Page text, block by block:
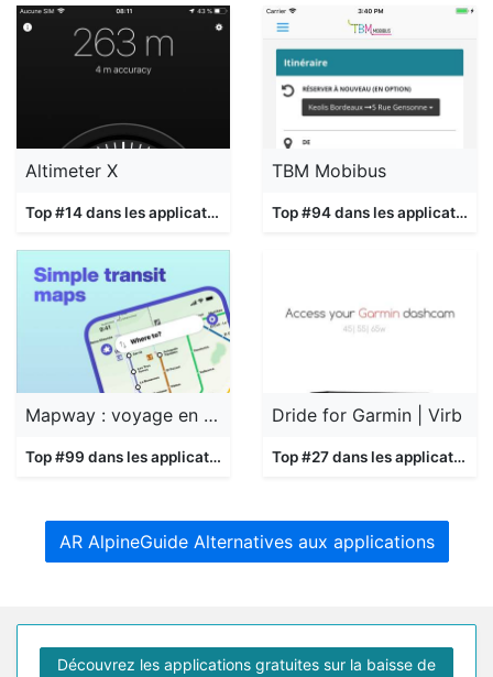
Altimeter X
Top #14 dans les applications Navigation
TBM Mobibus
Top #94 dans les applications
Mapway : voyage en ville
Top #99 dans les applications Navigation
Dride for Garmin | Virb
Top #27 dans les applications
AR AlpineGuide Alternatives aux applications
Découvrez les applications gratuites sur la baisse de